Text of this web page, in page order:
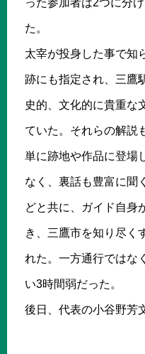
った参加者は2つに分
た。
太宰が投身した事で知
跡にも指定され、三鷹
史的、文化的に貴重な
ていた。それらの解説
単に跡地や作品に登場
なく、裏話も豊富に聞
どと共に、ガイド自身
き、三鷹市を知り尽く
れた。一方通行ではな
い3時間弱だった。
後日、代表の小谷野芳